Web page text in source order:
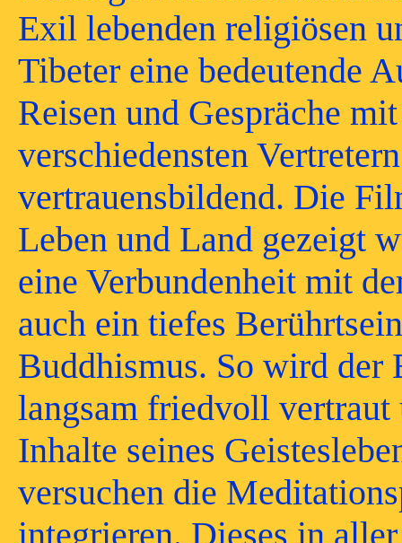
Exil lebenden religiösen
Tibeter eine bedeutende
Reisen und Gespräche
verschiedensten
vertrauensbildend. Die
Leben und Land gezeigt
eine Verbundenheit mit
auch ein tiefes
Buddhismus. So wird der
langsam friedvoll
Inhalte seines
versuchen die
integrieren. Dieses in